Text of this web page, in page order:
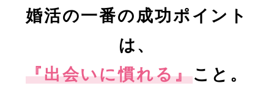
婚活の一番の成功ポイント
は、
『出会いに慣れる』こと。